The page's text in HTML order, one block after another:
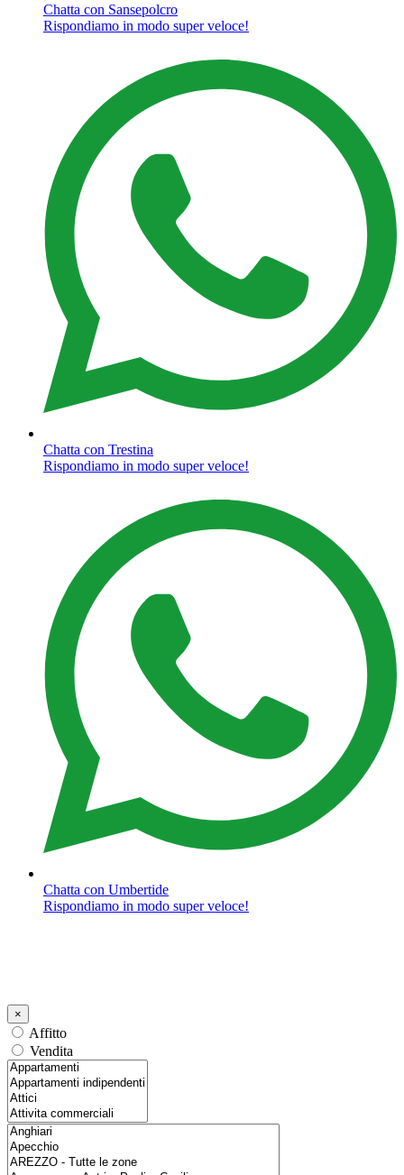
Chatta con Sansepolcro
Rispondiamo in modo super veloce!
Chatta con Trestina
Rispondiamo in modo super veloce!
Chatta con Umbertide
Rispondiamo in modo super veloce!
×
Affitto
Vendita